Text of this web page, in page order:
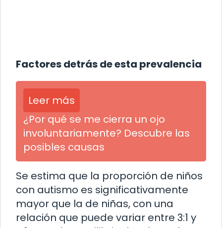
Factores detrás de esta prevalencia
Leer más
¿Por qué se me cierra un ojo
involuntariamente? Descubre las
posibles causas
Se estima que la proporción de niños
con autismo es significativamente
mayor que la de niñas, con una
relación que puede variar entre 3:1 y